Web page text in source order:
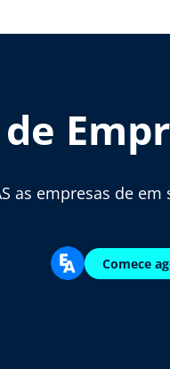
as empresas de
Comece